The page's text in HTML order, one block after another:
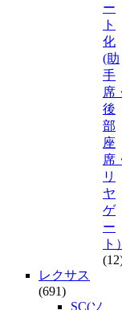
ー
ト
化
(助
手
席
後
部
座
席
リ
ヤ
ゲ
ー
ト
レクサス
(691)
SC(ソ